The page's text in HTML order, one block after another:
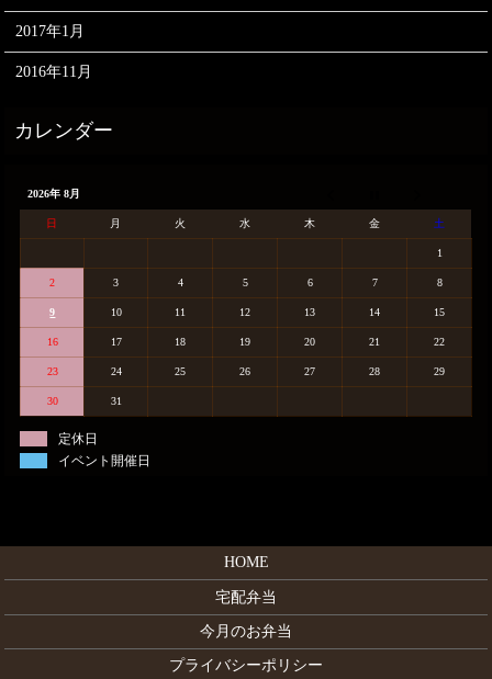
2017年1月
2016年11月
2026年 8月
日 月 火 水 木 金 土
1
2 3 4 5 6 7 8
9 10 11 12 13 14 15
16 17 18 19 20 21 22
23 24 25 26 27 28 29
30 31
定休日
イベント開催日
HOME
宅配弁当
今月のお弁当
プライバシーポリシー